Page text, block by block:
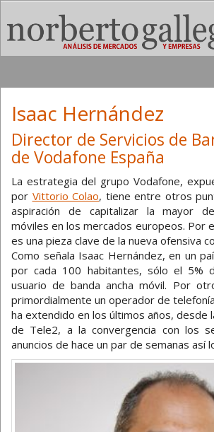
Isaac Hernández
Director de Servicios de
de Vodafone España
La estrategia del grupo Vodafone,
por Vittorio Colao, tiene entre otros
aspiración de capitalizar la mayor
móviles en los mercados europeos. Por
es una pieza clave de la nueva ofensiva
Como señala Isaac Hernández, en un
por cada 100 habitantes, sólo el 5%
usuario de banda ancha móvil. Por
primordialmente un operador de
ha extendido en los últimos años, desde
de Tele2, a la convergencia con los
anuncios de hace un par de semanas así